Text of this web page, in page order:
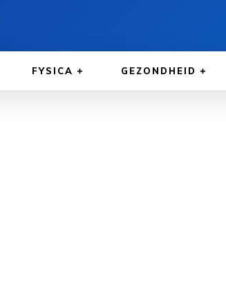
FYSICA GEZONDHEID